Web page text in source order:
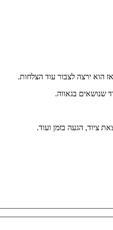
הוא ירצה לצבור עוד הצלחות.
שנושאים בגאווה.
ציוד, הגעה בזמן ועוד.